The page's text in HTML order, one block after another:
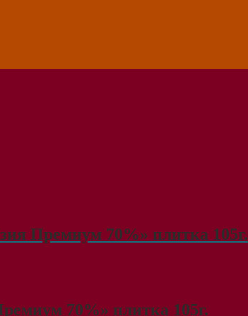
Премиум 70%» плитка 105г.
70%» плитка 105г.